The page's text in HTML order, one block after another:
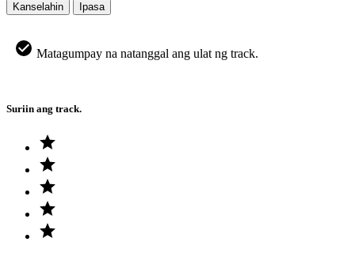
Kanselahin
Ipasa
Matagumpay na natanggal ang ulat ng track.
Suriin ang track.